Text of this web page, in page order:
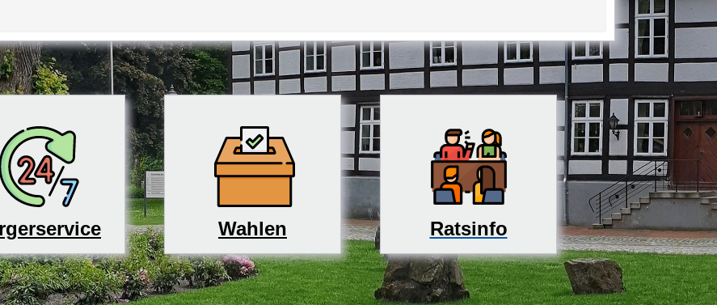
Wahlen Ratsinfo